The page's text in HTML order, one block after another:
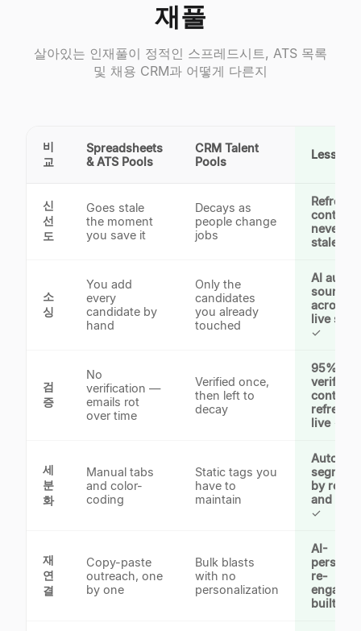
재풀
살아있는 인재풀이 정적인 스프레드시트, ATS 목록
및 채용 CRM과 어떻게 다른지
비
교
Spreadsheets
& ATS Pools
CRM Talent
Pools
Lessie AI
신
선
도
Goes stale
the moment
you save it
Decays as
people change
jobs
never
stale
소
싱
You add
every
candidate by
hand
Only the
candidates
you already
touched
AI auto-
sources
across
live
✓
검
증
No
verification —
emails rot
over time
Verified once,
then left to
decay
95%+
verified
live✓
세
분
화
Manual tabs
and color-
coding
Static tags you
have to
maintain
Auto-
by role,
and
✓
재
연
결
Copy-paste
outreach, one
by one
Bulk blasts
with no
personalization
AI-
re-
built in